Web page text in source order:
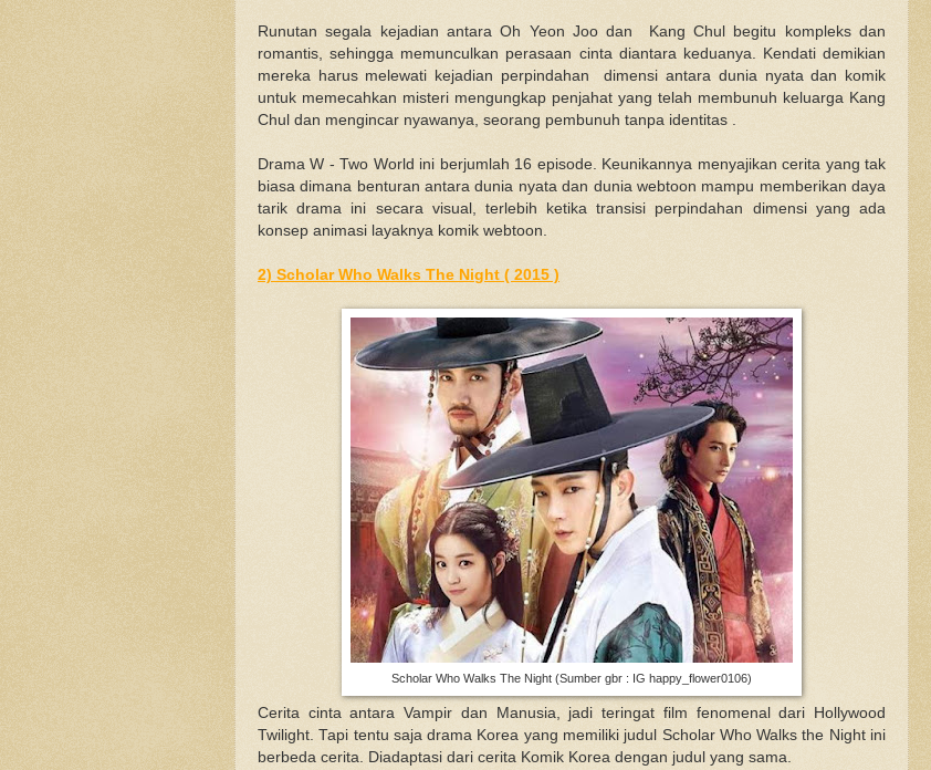
Runutan segala kejadian antara Oh Yeon Joo dan Kang Chul begitu kompleks dan
romantis, sehingga memunculkan perasaan cinta diantara keduanya. Kendati demikian
mereka harus melewati kejadian perpindahan dimensi antara dunia nyata dan komik
untuk memecahkan misteri mengungkap penjahat yang telah membunuh keluarga Kang
Chul dan mengincar nyawanya, seorang pembunuh tanpa identitas .
Drama W - Two World ini berjumlah 16 episode. Keunikannya menyajikan cerita yang tak
biasa dimana benturan antara dunia nyata dan dunia webtoon mampu memberikan daya
tarik drama ini secara visual, terlebih ketika transisi perpindahan dimensi yang ada
konsep animasi layaknya komik webtoon.
2) Scholar Who Walks The Night ( 2015 )
Scholar Who Walks The Night (Sumber gbr : IG happy_flower0106)
Cerita cinta antara Vampir dan Manusia, jadi teringat film fenomenal dari Hollywood
Twilight. Tapi tentu saja drama Korea yang memiliki judul Scholar Who Walks the Night ini
berbeda cerita. Diadaptasi dari cerita Komik Korea dengan judul yang sama.